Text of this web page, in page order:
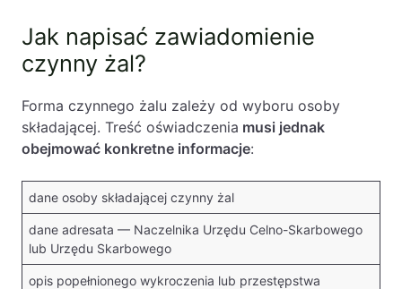
Jak napisać zawiadomienie
czynny żal?
Forma czynnego żalu zależy od wyboru osoby
składającej. Treść oświadczenia musi jednak
obejmować konkretne informacje:
dane osoby składającej czynny żal
dane adresata — Naczelnika Urzędu Celno-Skarbowego
lub Urzędu Skarbowego
opis popełnionego wykroczenia lub przestępstwa